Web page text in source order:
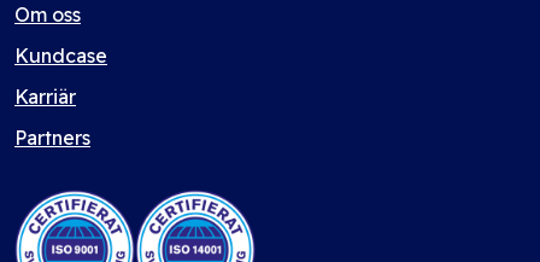
Om oss
Kundcase
Karriär
Partners